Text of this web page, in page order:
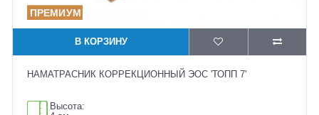
В КОРЗИНУ
НАМАТРАСНИК КОРРЕКЦИОННЫЙ ЭОС 'ТОПП 7'
Высота: